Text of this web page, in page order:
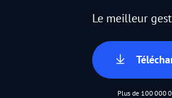
Le meilleur
Plus de 100 000